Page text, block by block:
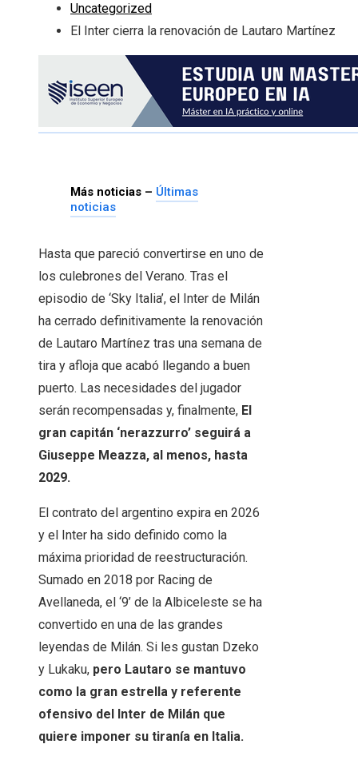
Uncategorized
El Inter cierra la renovación de Lautaro Martínez
Más noticias – Últimas
noticias
Hasta que pareció convertirse en uno de
los culebrones del Verano. Tras el
episodio de ‘Sky Italia’, el Inter de Milán
ha cerrado definitivamente la renovación
de Lautaro Martínez tras una semana de
tira y afloja que acabó llegando a buen
puerto. Las necesidades del jugador
serán recompensadas y, finalmente, El
gran capitán ‘nerazzurro’ seguirá a
Giuseppe Meazza, al menos, hasta
2029.
El contrato del argentino expira en 2026
y el Inter ha sido definido como la
máxima prioridad de reestructuración.
Sumado en 2018 por Racing de
Avellaneda, el ‘9’ de la Albiceleste se ha
convertido en una de las grandes
leyendas de Milán. Si les gustan Dzeko
y Lukaku, pero Lautaro se mantuvo
como la gran estrella y referente
ofensivo del Inter de Milán que
quiere imponer su tiranía en Italia.